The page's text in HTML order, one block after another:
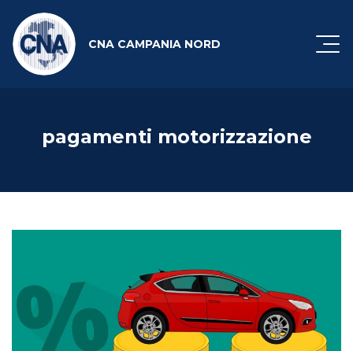
CNA CAMPANIA NORD
pagamenti motorizzazione